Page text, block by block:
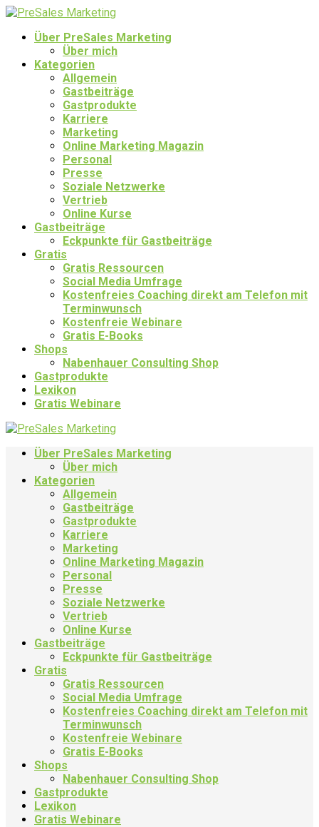
Über PreSales Marketing
Über mich
Kategorien
Allgemein
Gastbeiträge
Gastprodukte
Karriere
Marketing
Online Marketing Magazin
Personal
Presse
Soziale Netzwerke
Vertrieb
Online Kurse
Gastbeiträge
Eckpunkte für Gastbeiträge
Gratis
Gratis Ressourcen
Social Media Umfrage
Kostenfreies Coaching direkt am Telefon mit
Terminwunsch
Kostenfreie Webinare
Gratis E-Books
Shops
Nabenhauer Consulting Shop
Gastprodukte
Lexikon
Gratis Webinare
Über PreSales Marketing
Über mich
Kategorien
Allgemein
Gastbeiträge
Gastprodukte
Karriere
Marketing
Online Marketing Magazin
Personal
Presse
Soziale Netzwerke
Vertrieb
Online Kurse
Gastbeiträge
Eckpunkte für Gastbeiträge
Gratis
Gratis Ressourcen
Social Media Umfrage
Kostenfreies Coaching direkt am Telefon mit
Terminwunsch
Kostenfreie Webinare
Gratis E-Books
Shops
Nabenhauer Consulting Shop
Gastprodukte
Lexikon
Gratis Webinare